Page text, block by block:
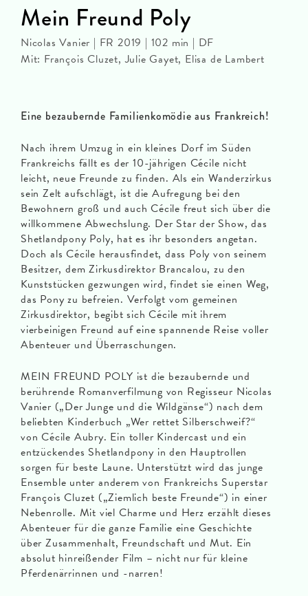
Eine bezaubernde Familienkomödie aus Frankreich!
Nach ihrem Umzug in ein kleines Dorf im Süden
Frankreichs fällt es der 10-jährigen Cécile nicht
leicht, neue Freunde zu finden. Als ein Wanderzirkus
sein Zelt aufschlägt, ist die Aufregung bei den
Bewohnern groß und auch Cécile freut sich über die
willkommene Abwechslung. Der Star der Show, das
Shetlandpony Poly, hat es ihr besonders angetan.
Doch als Cécile herausfindet, dass Poly von seinem
Besitzer, dem Zirkusdirektor Brancalou, zu den
Kunststücken gezwungen wird, findet sie einen Weg,
das Pony zu befreien. Verfolgt vom gemeinen
Zirkusdirektor, begibt sich Cécile mit ihrem
vierbeinigen Freund auf eine spannende Reise voller
Abenteuer und Überraschungen.
MEIN FREUND POLY ist die bezaubernde und
berührende Romanverfilmung von Regisseur Nicolas
Vanier („Der Junge und die Wildgänse“) nach dem
beliebten Kinderbuch „Wer rettet Silberschweif?“
von Cécile Aubry. Ein toller Kindercast und ein
entzückendes Shetlandpony in den Hauptrollen
sorgen für beste Laune. Unterstützt wird das junge
Ensemble unter anderem von Frankreichs Superstar
François Cluzet („Ziemlich beste Freunde“) in einer
Nebenrolle. Mit viel Charme und Herz erzählt dieses
Abenteuer für die ganze Familie eine Geschichte
über Zusammenhalt, Freundschaft und Mut. Ein
absolut hinreißender Film – nicht nur für kleine
Pferdenärrinnen und -narren!
Mein Freund Poly
Nicolas Vanier | FR 2019 | 102 min | DF
Mit: François Cluzet, Julie Gayet, Elisa de Lambert